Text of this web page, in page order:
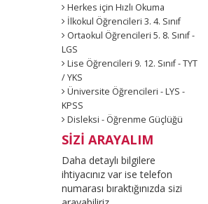
Herkes için Hızlı Okuma
İlkokul Öğrencileri 3. 4. Sınıf
Ortaokul Öğrencileri 5. 8. Sınıf -
LGS
Lise Öğrencileri 9. 12. Sınıf - TYT
/ YKS
Üniversite Öğrencileri - LYS -
KPSS
Disleksi - Öğrenme Güçlüğü
SİZİ ARAYALIM
Daha detaylı bilgilere
ihtiyacınız var ise telefon
numarası bıraktığınızda sizi